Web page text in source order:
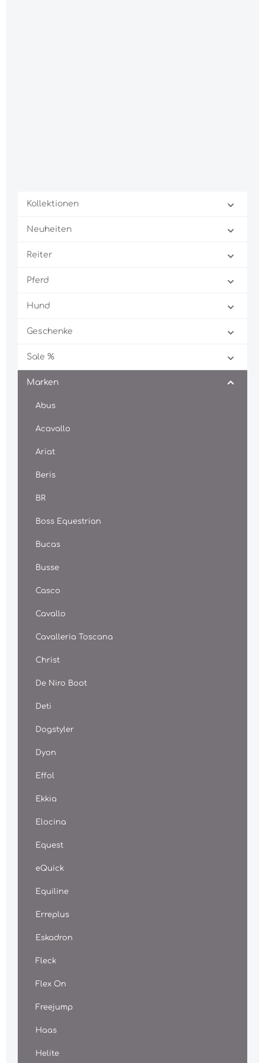
Kollektionen
Neuheiten
Reiter
Pferd
Hund
Geschenke
Sale %
Marken
Abus
Acavallo
Ariat
Beris
BR
Boss Equestrian
Bucas
Busse
Casco
Cavallo
Cavalleria Toscana
Christ
De Niro Boot
Deti
Dogstyler
Dyon
Effol
Ekkia
Elocina
Equest
eQuick
Equiline
Erreplus
Eskadron
Fleck
Flex On
Freejump
Haas
Helite